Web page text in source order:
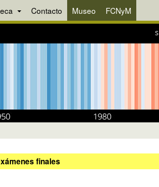
Contacto Museo FCNyM
finales